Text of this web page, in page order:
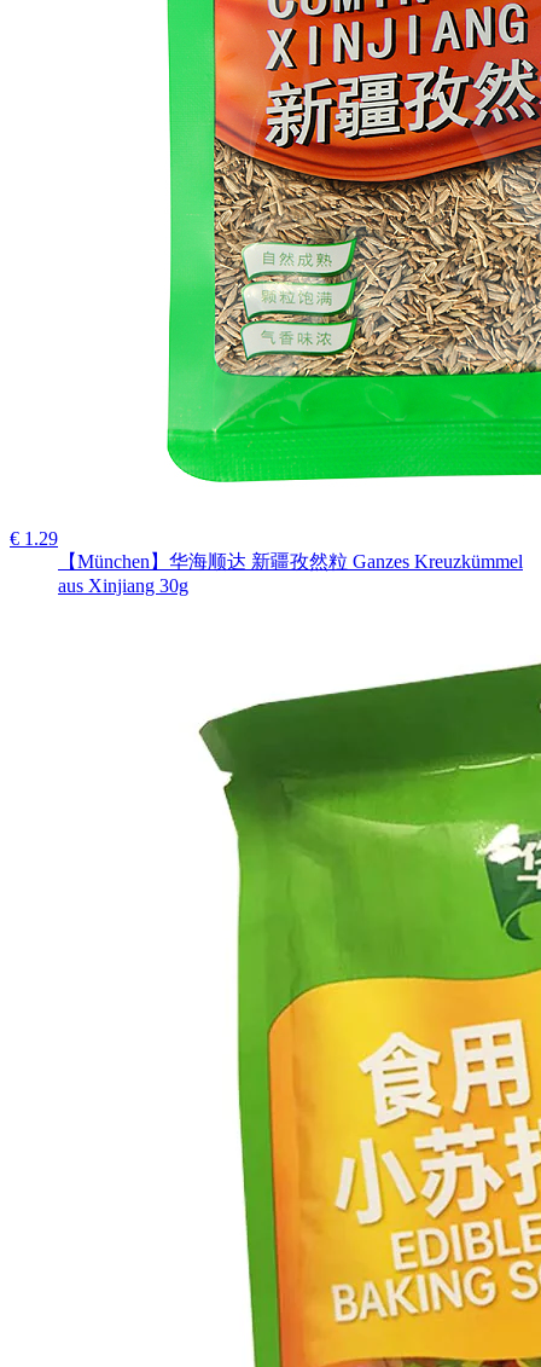
€ 1.29
【München】华海顺达 新疆孜然粒 Ganzes Kreuzkümmel
aus Xinjiang 30g